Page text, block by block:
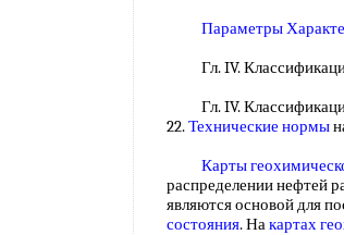
Параметры
Гл. IV.
Гл. IV. Классификация
22.Технические нормы
Карты
распределении нефтей
являются основой для
состояния. Накартах